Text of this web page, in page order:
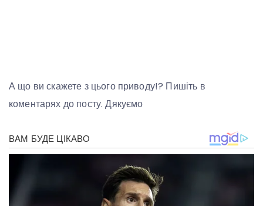
А що ви скажете з цього приводу!? Пишіть в
коментарях до посту. Дякуємо